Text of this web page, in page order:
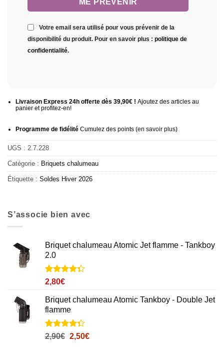
Votre email sera utilisé pour vous prévenir de la
disponibilité du produit. Pour en savoir plus : politique de
confidentialité.
Livraison Express 24h offerte dès 39,90€ ! Ajoutez des articles au
panier et profitez-en!
Programme de fidélitéCumulez des points (en savoir plus)
UGS : 2.7.228
Catégorie : Briquets chalumeau
Étiquette : Soldes Hiver 2026
S’associe bien avec
Briquet chalumeau Atomic Jet flamme - Tankboy
2.0
Noté4.3
basé sur
3
notations
client
2,80€
Briquet chalumeau Atomic Tankboy - Double Jet
flamme
Noté4.3
11
2,90€ Le
2,50€Le